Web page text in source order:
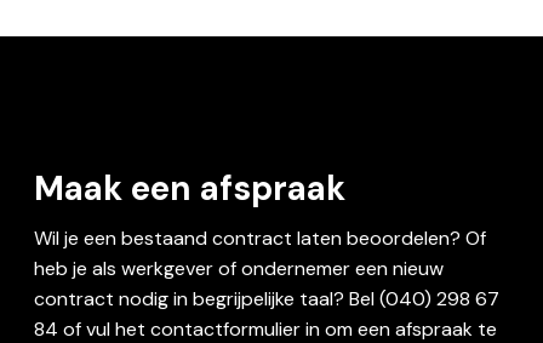
Maak een afspraak
Wil je een bestaand contract laten beoordelen? Of
heb je als werkgever of ondernemer een nieuw
contract nodig in begrijpelijke taal? Bel (040) 298 67
84 of vul het contactformulier in om een afspraak te